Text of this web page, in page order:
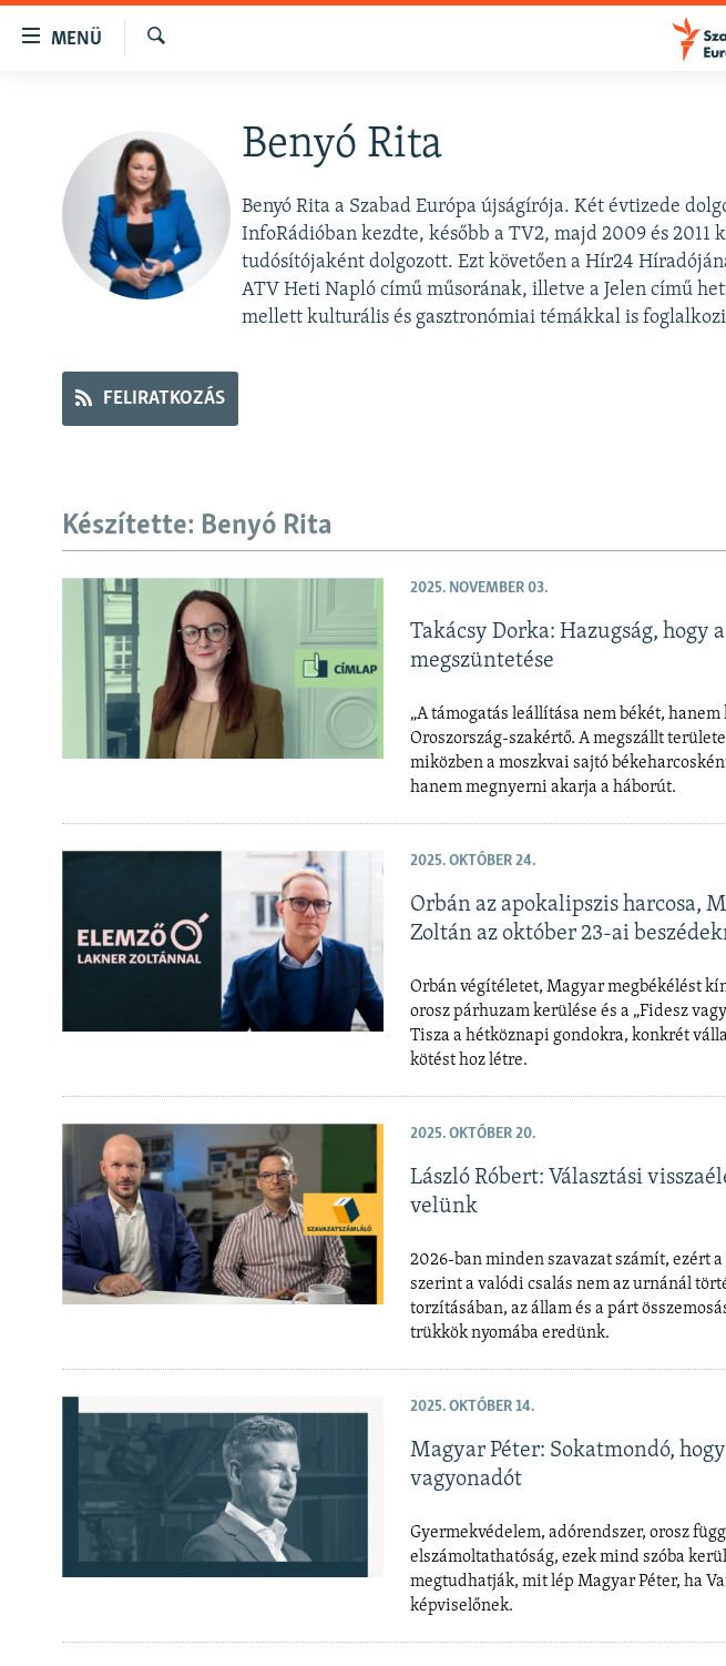
Akadálymentes
tartalomjegyzékre
MENÜ
AKTUÁLIS
PODCASTOK
VIDEÓK
ELEMZŐ
TÁRSADALOM
DEMOKRÁCIA
VILÁG
KLÍMAVÁLTOZÁS
A MÚLT TANULSÁGAI
Benyó Rita
Benyó Rita a Szabad Európa újságírója. Két évtizede
InfoRádióban kezdte, később a TV2, majd 2009 és
tudósítójaként dolgozott. Ezt követően a Hír24
ATV Heti Napló című műsorának, illetve a Jelen című
mellett kulturális és gasztronómiai témákkal is
FELIRATKOZÁS
Készítette: Benyó Rita
2025. NOVEMBER 03.
Takácsy Dorka: Hazugság, hogy
megszüntetése
„A támogatás leállítása nem békét,
Oroszország-szakértő. A megszállt
miközben a moszkvai sajtó
hanem megnyerni akarja a háborút.
2025. OKTÓBER 24.
Orbán az apokalipszis harcosa,
Zoltán az október 23-ai
Orbán végítéletet, Magyar megbékélést
orosz párhuzam kerülése és a „Fidesz
Tisza a hétköznapi gondokra, konkrét
kötést hoz létre.
2025. OKTÓBER 20.
László Róbert: Választási
velünk
2026-ban minden szavazat számít, ezért
szerint a valódi csalás nem az urnánál
torzításában, az állam és a párt
trükkök nyomába eredünk.
2025. OKTÓBER 14.
Magyar Péter: Sokatmondó,
vagyonadót
Gyermekvédelem, adórendszer, orosz
elszámoltathatóság, ezek mind szóba
megtudhatják, mit lép Magyar Péter, ha
képviselőnek.